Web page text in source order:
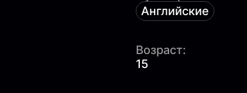
Английские
Возраст:
15